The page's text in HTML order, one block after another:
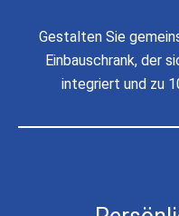
Gestalten Sie
Einbauschrank, der
integriert und zu